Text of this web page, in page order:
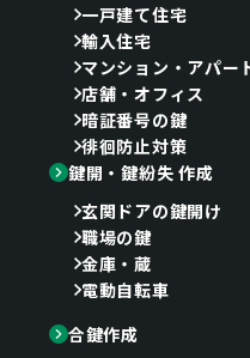
一戸建て住宅
輸入住宅
マンション・アパー
店舗・オフィス
暗証番号の鍵
徘徊防止対策
鍵開・鍵紛失 作成
玄関ドアの鍵開け
職場の鍵
金庫・蔵
電動自転車
合鍵作成